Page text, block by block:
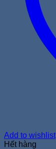
Add to wishlist
Hết hàng